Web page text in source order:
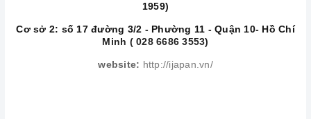
1959)
Cơ sở 2: số 17 đường 3/2 - Phường 11 - Quận 10- Hồ Chí
Minh ( 028 6686 3553)
website: http://ijapan.vn/